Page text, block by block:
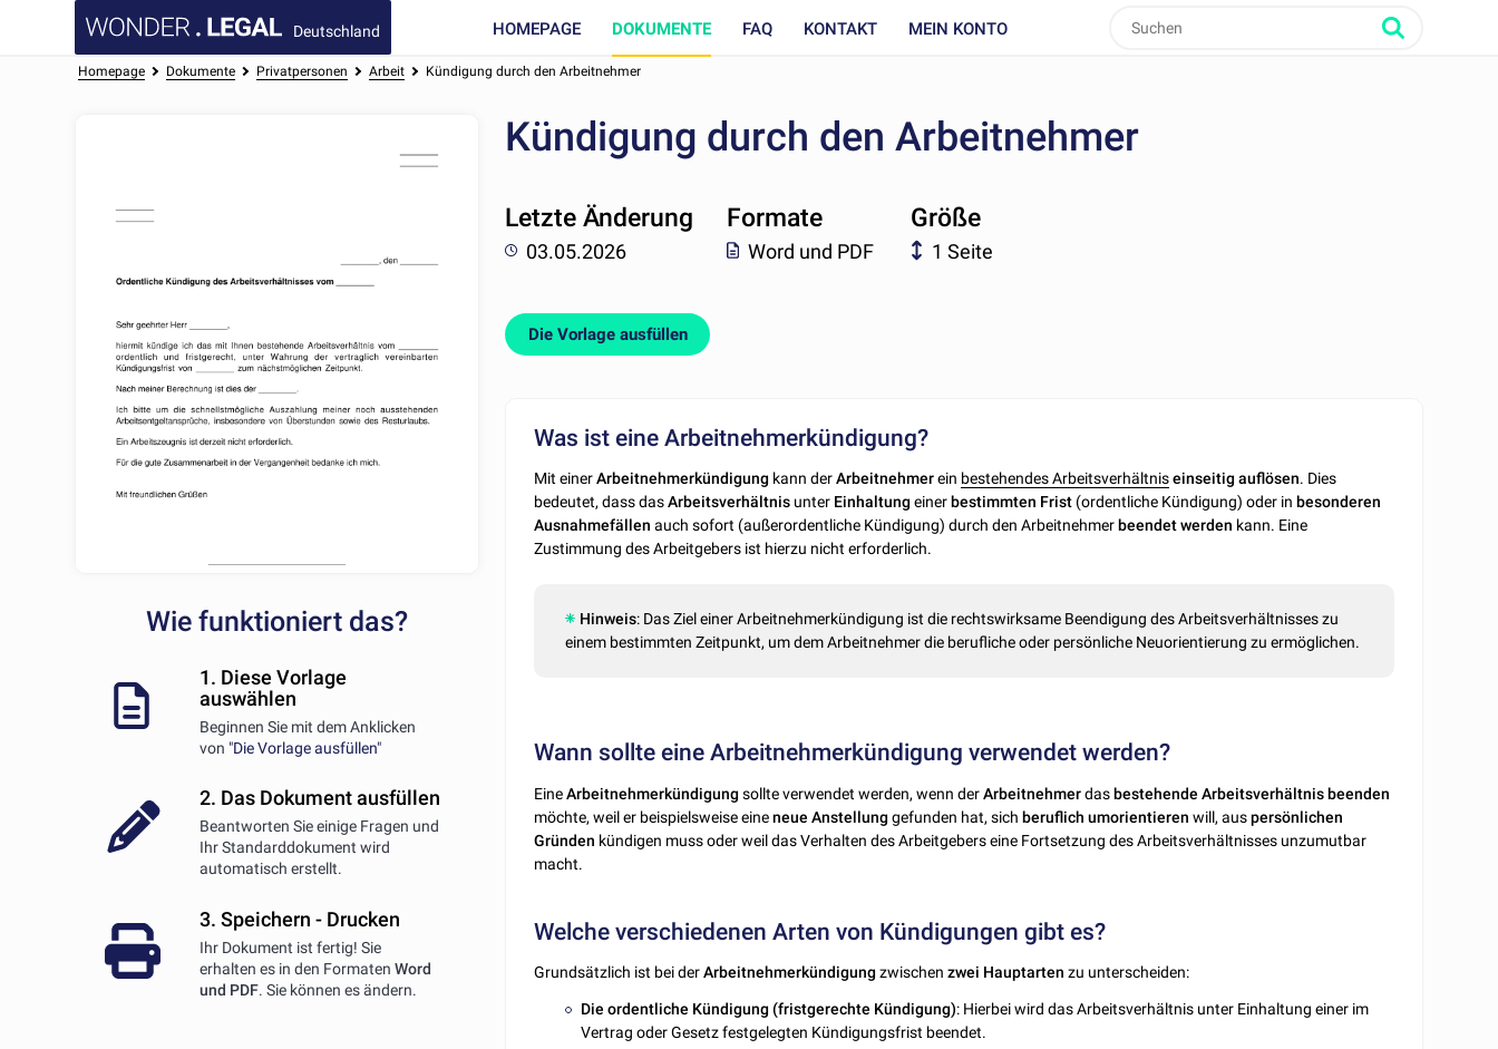
Deutschland HOMEPAGE DOKUMENTE FAQ KONTAKT MEIN KONTO
Homepage Dokumente Privatpersonen Arbeit Kündigung durch den Arbeitnehmer
Wie funktioniert das?
1. Diese Vorlage
auswählen
Beginnen Sie mit dem Anklicken
von "Die Vorlage ausfüllen"
2. Das Dokument ausfüllen
Beantworten Sie einige Fragen und
Ihr Standarddokument wird
automatisch erstellt.
3. Speichern - Drucken
Ihr Dokument ist fertig! Sie
erhalten es in den Formaten Word
und PDF. Sie können es ändern.
Kündigung durch den Arbeitnehmer
Letzte Änderung
03.05.2026
Formate
Word und PDF
Größe
1 Seite
Die Vorlage ausfüllen
Was ist eine Arbeitnehmerkündigung?
Mit einerArbeitnehmerkündigung kann derArbeitnehmerein bestehendes Arbeitsverhältniseinseitig auflösen. Dies
bedeutet, dass dasArbeitsverhältnis unter Einhaltung einer bestimmten Frist (ordentliche Kündigung) oder in besonderen
Ausnahmefällen auch sofort (außerordentliche Kündigung) durch den Arbeitnehmer beendetwerden kann. Eine
Zustimmung des Arbeitgebers ist hierzu nicht erforderlich.
Hinweis: Das Ziel einer Arbeitnehmerkündigung ist die rechtswirksame Beendigung des Arbeitsverhältnisses zu
einem bestimmten Zeitpunkt, um dem Arbeitnehmer die berufliche oder persönliche Neuorientierung zu ermöglichen.
Wann sollte eine Arbeitnehmerkündigung verwendet werden?
EineArbeitnehmerkündigung sollte verwendet werden, wenn derArbeitnehmerdas bestehende Arbeitsverhältnis beenden
möchte, weil er beispielsweise eineneue Anstellung gefunden hat, sich beruflich umorientieren will, auspersönlichen
Gründen kündigen muss oder weil das Verhalten des Arbeitgebers eine Fortsetzung des Arbeitsverhältnisses unzumutbar
macht.
Welche verschiedenen Arten von Kündigungen gibt es?
Grundsätzlich ist bei derArbeitnehmerkündigung zwischenzwei Hauptarten zu unterscheiden:
Die ordentliche Kündigung (fristgerechte Kündigung): Hierbei wird das Arbeitsverhältnis unter Einhaltung einer im
Vertrag oder Gesetz festgelegten Kündigungsfrist beendet.